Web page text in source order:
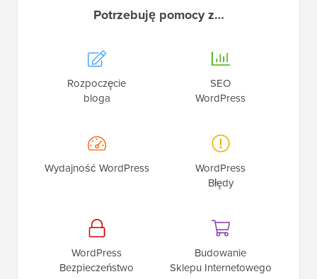
Potrzebuję pomocy z…
Rozpoczęcie
bloga
SEO
WordPress
Wydajność WordPress
WordPress
Błędy
WordPress
Bezpieczeństwo
Budowanie
Sklepu Internetowego